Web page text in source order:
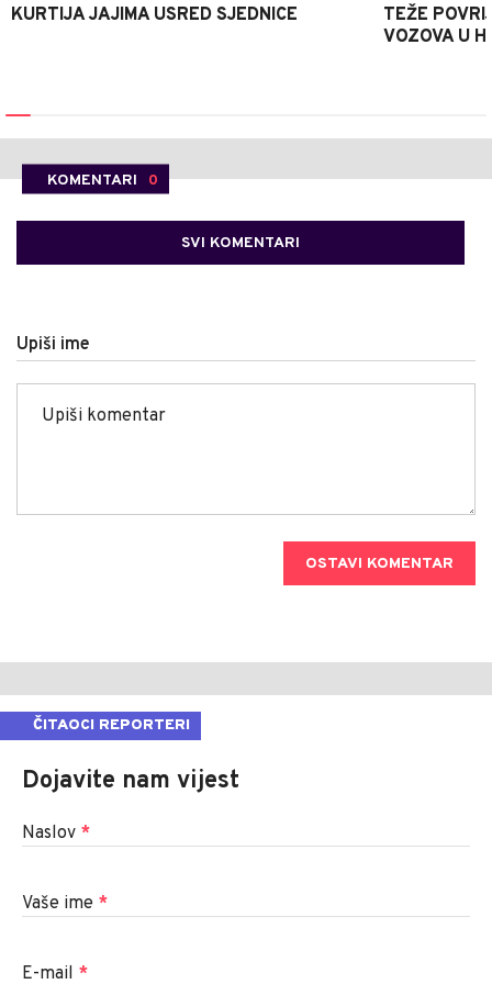
KURTIJA JAJIMA USRED SJEDNICE
TEŽE
VOZOVA U
KOMENTARI 0
SVI KOMENTARI
Upiši ime
OSTAVI KOMENTAR
ČITAOCI REPORTERI
Dojavite nam vijest
Naslov *
Vaše ime *
E-mail *